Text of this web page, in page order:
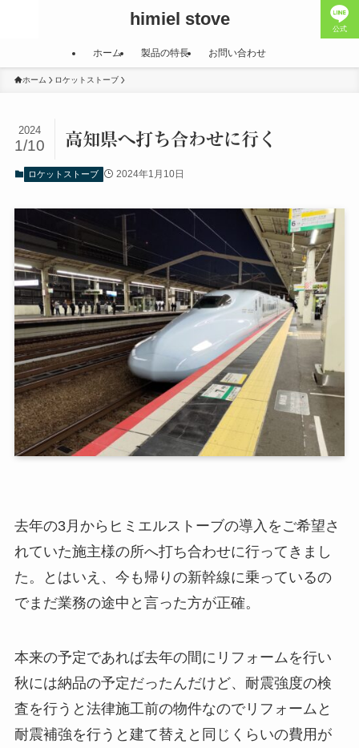
himiel stove 公式
ホーム 製品の特長 お問い合わせ
ホーム ロケットストーブ
高知県へ打ち合わせに行く
2024
1/10
ロケットストーブ 2024年1月10日
去年の3月からヒミエルストーブの導入をご希望さ
れていた施主様の所へ打ち合わせに行ってきまし
た。とはいえ、今も帰りの新幹線に乗っているの
でまだ業務の途中と言った方が正確。
本来の予定であれば去年の間にリフォームを行い
秋には納品の予定だったんだけど、耐震強度の検
査を行うと法律施工前の物件なのでリフォームと
耐震補強を行うと建て替えと同じくらいの費用が